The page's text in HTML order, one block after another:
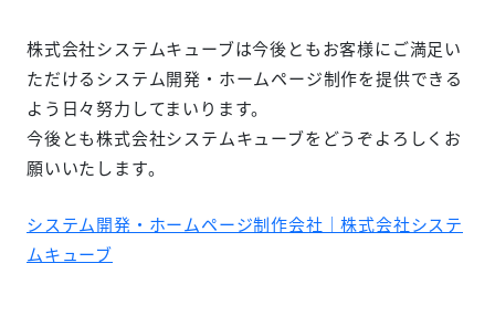
株式会社システムキューブは今後ともお客様にご満足い
ただけるシステム開発・ホームページ制作を提供できる
よう日々努力してまいります。
今後とも株式会社システムキューブをどうぞよろしくお
願いいたします。
システム開発・ホームページ制作会社｜株式会社システ
ムキューブ